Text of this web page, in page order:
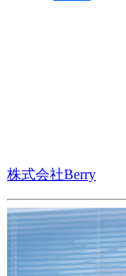
株式会社Berry